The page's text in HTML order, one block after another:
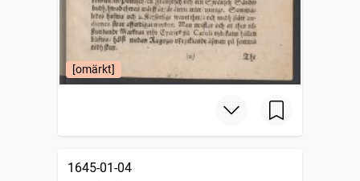
[omärkt]
1645-01-04